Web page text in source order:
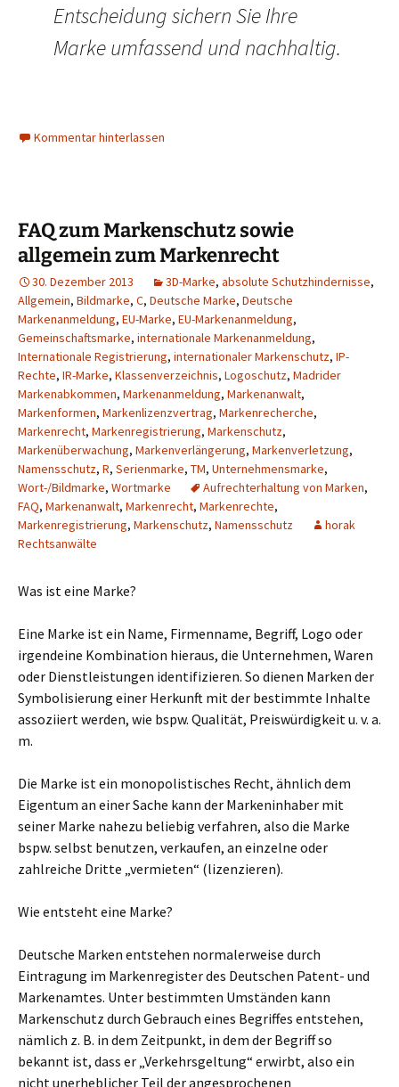
Entscheidung sichern Sie Ihre
Marke umfassend und nachhaltig.
Kommentar hinterlassen
FAQ zum Markenschutz sowie
allgemein zum Markenrecht
30. Dezember 2013 3D-Marke, absolute Schutzhindernisse,
Allgemein, Bildmarke, C, Deutsche Marke, Deutsche
Markenanmeldung, EU-Marke, EU-Markenanmeldung,
Gemeinschaftsmarke, internationale Markenanmeldung,
Internationale Registrierung, internationaler Markenschutz, IP-
Rechte, IR-Marke, Klassenverzeichnis, Logoschutz, Madrider
Markenabkommen, Markenanmeldung, Markenanwalt,
Markenformen, Markenlizenzvertrag, Markenrecherche,
Markenrecht, Markenregistrierung, Markenschutz,
Markenüberwachung, Markenverlängerung, Markenverletzung,
Namensschutz, R, Serienmarke, TM, Unternehmensmarke,
Wort-/Bildmarke, Wortmarke Aufrechterhaltung von Marken,
FAQ, Markenanwalt, Markenrecht, Markenrechte,
Markenregistrierung, Markenschutz, Namensschutz
horak
Rechtsanwälte
Was ist eine Marke?
Eine Marke ist ein Name, Firmenname, Begriff, Logo oder
irgendeine Kombination hieraus, die Unternehmen, Waren
oder Dienstleistungen identifizieren. So dienen Marken der
Symbolisierung einer Herkunft mit der bestimmte Inhalte
assoziiert werden, wie bspw. Qualität, Preiswürdigkeit u. v. a.
m.
Die Marke ist ein monopolistisches Recht, ähnlich dem
Eigentum an einer Sache kann der Markeninhaber mit
seiner Marke nahezu beliebig verfahren, also die Marke
bspw. selbst benutzen, verkaufen, an einzelne oder
zahlreiche Dritte „vermieten“ (lizenzieren).
Wie entsteht eine Marke?
Deutsche Marken entstehen normalerweise durch
Eintragung im Markenregister des Deutschen Patent- und
Markenamtes. Unter bestimmten Umständen kann
Markenschutz durch Gebrauch eines Begriffes entstehen,
nämlich z. B. in dem Zeitpunkt, in dem der Begriff so
bekannt ist, dass er „Verkehrsgeltung“ erwirbt, also ein
nicht unerheblicher Teil der angesprochenen